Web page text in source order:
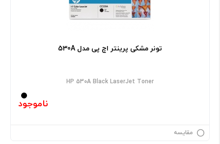
تونر مشکی پرینتر اچ پی مدل 530A
HP 530A Black LaserJet Toner
ناموجود
مقایسه